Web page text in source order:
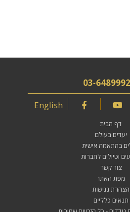
03-6489992
English
דף הבית
יעדים בעולם
בהתאמה אישית
וטיולים לחברות
צור קשר
מפת האתר
הצהרת נגישות
תנאים כלליים